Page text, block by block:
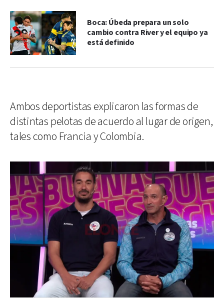
Boca: Úbeda prepara un solo
cambio contra River y el equipo ya
está definido
Ambos deportistas explicaron las formas de
distintas pelotas de acuerdo al lugar de origen,
tales como Francia y Colombia.